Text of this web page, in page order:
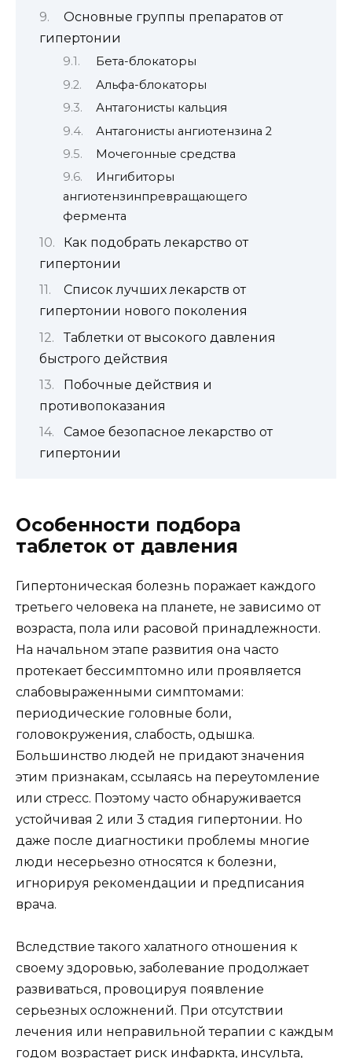
Основные группы препаратов от
гипертонии
Бета-блокаторы
Альфа-блокаторы
Антагонисты кальция
Антагонисты ангиотензина 2
Мочегонные средства
Ингибиторы
ангиотензинпревращающего
фермента
Как подобрать лекарство от
гипертонии
Список лучших лекарств от
гипертонии нового поколения
Таблетки от высокого давления
быстрого действия
Побочные действия и
противопоказания
Самое безопасное лекарство от
гипертонии
Особенности подбора
таблеток от давления
Гипертоническая болезнь поражает каждого
третьего человека на планете, не зависимо от
возраста, пола или расовой принадлежности.
На начальном этапе развития она часто
протекает бессимптомно или проявляется
слабовыраженными симптомами:
периодические головные боли,
головокружения, слабость, одышка.
Большинство людей не придают значения
этим признакам, ссылаясь на переутомление
или стресс. Поэтому часто обнаруживается
устойчивая 2 или 3 стадия гипертонии. Но
даже после диагностики проблемы многие
люди несерьезно относятся к болезни,
игнорируя рекомендации и предписания
врача.
Вследствие такого халатного отношения к
своему здоровью, заболевание продолжает
развиваться, провоцируя появление
серьезных осложнений. При отсутствии
лечения или неправильной терапии с каждым
годом возрастает риск инфаркта, инсульта,